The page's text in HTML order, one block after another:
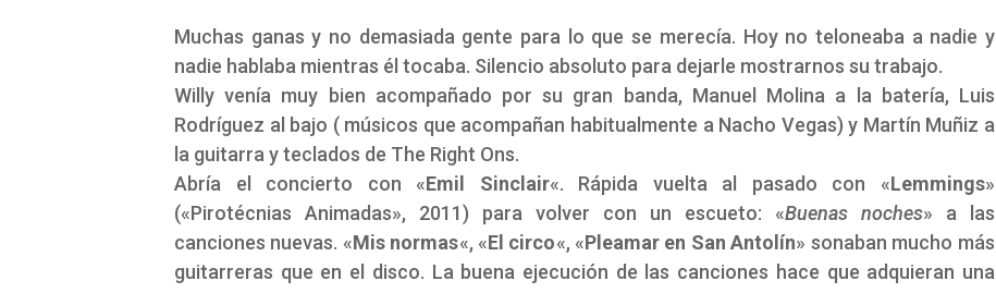
Muchas ganas y no demasiada gente para lo que se merecía. Hoy no teloneaba a nadie y
nadie hablaba mientras él tocaba. Silencio absoluto para dejarle mostrarnos su trabajo.
Willy venía muy bien acompañado por su gran banda, Manuel Molina a la batería, Luis
Rodríguez al bajo ( músicos que acompañan habitualmente a Nacho Vegas) y Martín Muñiz a
la guitarra y teclados de The Right Ons.
Abría el concierto con «Emil Sinclair«. Rápida vuelta al pasado con «Lemmings»
(«Pirotécnias Animadas», 2011) para volver con un escueto: «Buenas noches» a las
canciones nuevas. «Mis normas«, «El circo«, «Pleamar en San Antolín» sonaban mucho más
guitarreras que en el disco. La buena ejecución de las canciones hace que adquieran una